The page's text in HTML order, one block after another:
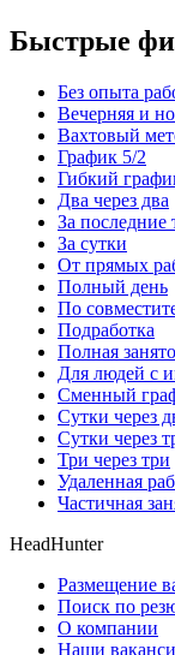
Быстрые
Без опыта
Вечерняя и
Вахтовый
График 5/2
Гибкий
Два через два
За последние
За сутки
От прямых
Полный день
По
Подработка
Полная
Для людей с
Сменный
Сутки через
Сутки через
Три через три
Удаленная
Частичная
HeadHunter
Размещение
Поиск по
О компании
Наши